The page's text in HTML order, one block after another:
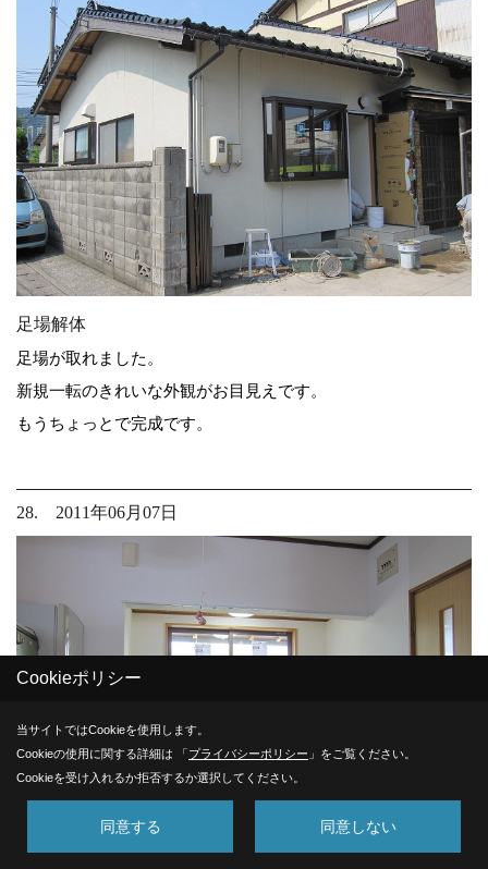
足場解体
足場が取れました。
新規一転のきれいな外観がお目見えです。
もうちょっとで完成です。
28. 2011年06月07日
Cookieポリシー
当サイトではCookieを使用します。
Cookieの使用に関する詳細は 「プライバシーポリシー 」をご覧ください。
Cookieを受け入れるか拒否するか選択してください。
同意する 同意しない